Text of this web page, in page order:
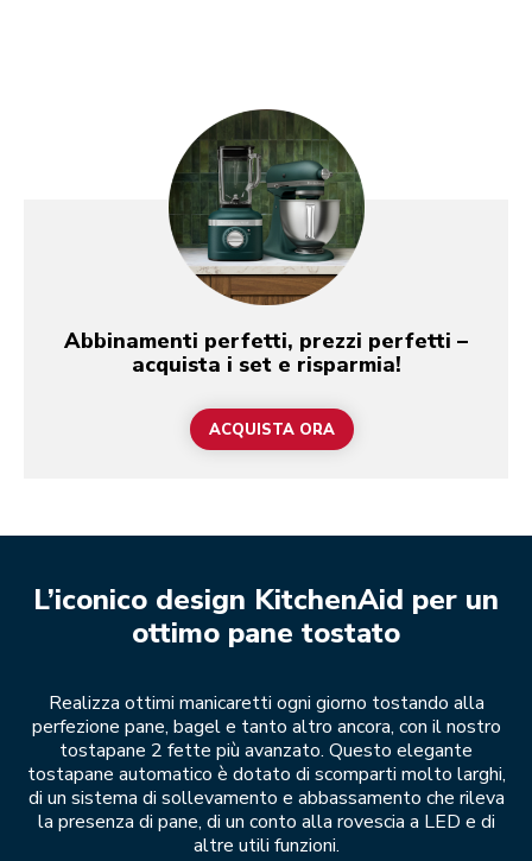
Abbinamenti perfetti, prezzi perfetti –
acquista i set e risparmia!
ACQUISTA ORA
L’iconico design KitchenAid per un
ottimo pane tostato
Realizza ottimi manicaretti ogni giorno tostando alla
perfezione pane, bagel e tanto altro ancora, con il nostro
tostapane 2 fette più avanzato. Questo elegante
tostapane automatico è dotato di scomparti molto larghi,
di un sistema di sollevamento e abbassamento che rileva
la presenza di pane, di un conto alla rovescia a LED e di
altre utili funzioni.